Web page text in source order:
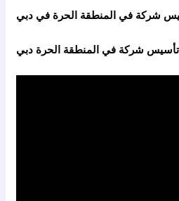
شركة في المنطقة الحرة في دبي
تأسيس شركة في المنطقة الحرة دبي